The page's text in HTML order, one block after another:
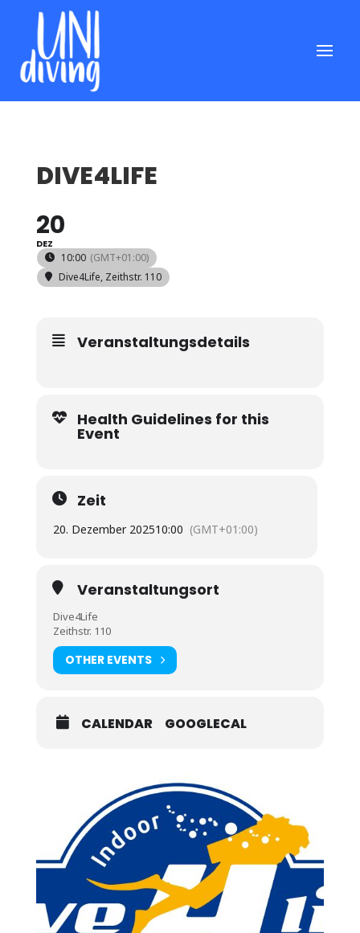
DIVE4LIFE
20
DEZ
10:00 (GMT+01:00)
Dive4Life, Zeithstr. 110
Veranstaltungsdetails
Health Guidelines for this
Event
Zeit
20. Dezember 202510:00 (GMT+01:00)
Veranstaltungsort
Dive4Life
Zeithstr. 110
OTHER EVENTS
CALENDAR GOOGLECAL